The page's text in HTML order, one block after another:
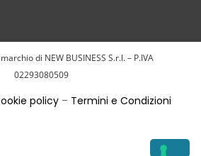
di NEW BUSINESS S.r.l. – P.IVA
02293080509
policy – Termini e Condizioni